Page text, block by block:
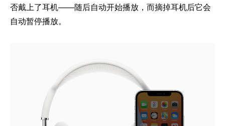
否戴上了耳机——随后自动开始播放，而摘掉耳机后它会
自动暂停播放。